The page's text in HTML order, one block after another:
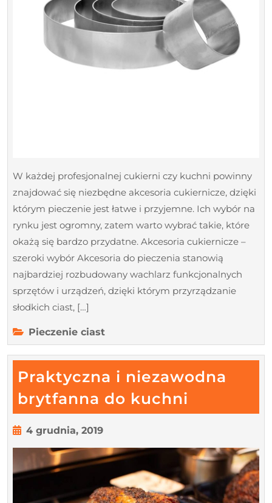
W każdej profesjonalnej cukierni czy kuchni powinny
znajdować się niezbędne akcesoria cukiernicze, dzięki
którym pieczenie jest łatwe i przyjemne. Ich wybór na
rynku jest ogromny, zatem warto wybrać takie, które
okażą się bardzo przydatne. Akcesoria cukiernicze –
szeroki wybór Akcesoria do pieczenia stanowią
najbardziej rozbudowany wachlarz funkcjonalnych
sprzętów i urządzeń, dzięki którym przyrządzanie
słodkich ciast, […]
Pieczenie ciast
Praktyczna i niezawodna
brytfanna do kuchni
i
brytfanna
do
kuchni
4 grudnia, 20194
2019